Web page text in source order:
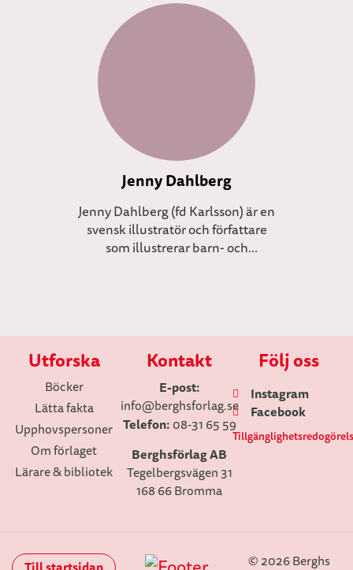
Jenny Dahlberg
Jenny Dahlberg (fd Karlsson) är en
svensk illustratör och författare
som illustrerar barn- och
Utforska
Böcker
Lätta fakta
Upphovspersoner
Om förlaget
Lärare & bibliotek
Kontakt
E-post:
info@berghsforlag.se
Telefon:08-31 65 59
Berghsförlag AB
Tegelbergsvägen 31
168 66 Bromma
Följ oss
Instagram
Facebook
© 2026 Berghs